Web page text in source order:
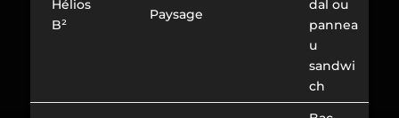
Hélios
B²
Paysage
dal ou
pannea
u
sandwi
ch